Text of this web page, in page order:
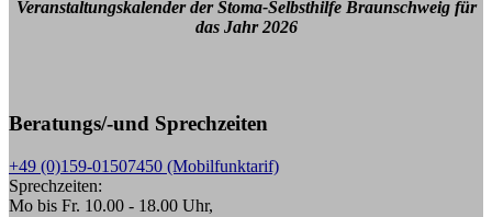
Veranstaltungskalender der Stoma-Selbsthilfe Braunschweig für
das Jahr 2026
Beratungs/-und Sprechzeiten
+49 (0)159-01507450 (Mobilfunktarif)
Sprechzeiten:
Mo bis Fr. 10.00 - 18.00 Uhr,